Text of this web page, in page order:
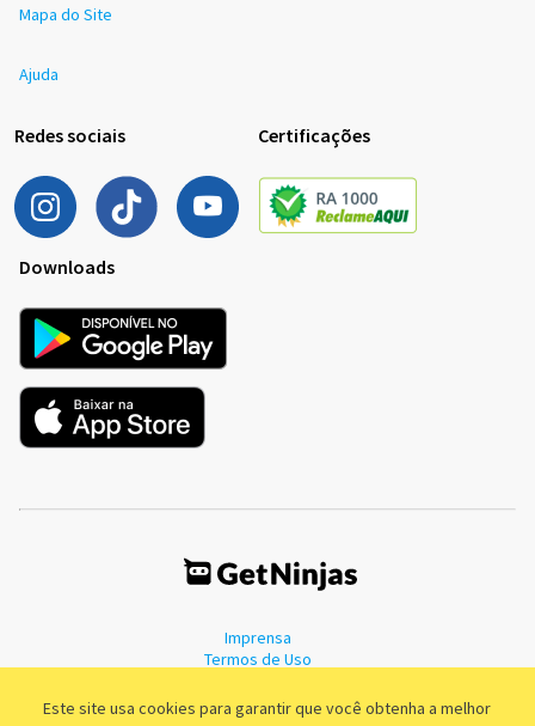
Este site usa cookies para garantir que você obtenha a melhor
Mapa do Site
Ajuda
Redes sociais Certificações
Downloads
Imprensa
Termos de Uso